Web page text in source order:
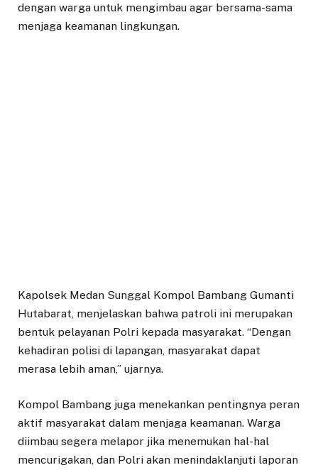
dengan warga untuk mengimbau agar bersama-sama
menjaga keamanan lingkungan.
Kapolsek Medan Sunggal Kompol Bambang Gumanti
Hutabarat, menjelaskan bahwa patroli ini merupakan
bentuk pelayanan Polri kepada masyarakat. “Dengan
kehadiran polisi di lapangan, masyarakat dapat
merasa lebih aman,” ujarnya.
Kompol Bambang juga menekankan pentingnya peran
aktif masyarakat dalam menjaga keamanan. Warga
diimbau segera melapor jika menemukan hal-hal
mencurigakan, dan Polri akan menindaklanjuti laporan